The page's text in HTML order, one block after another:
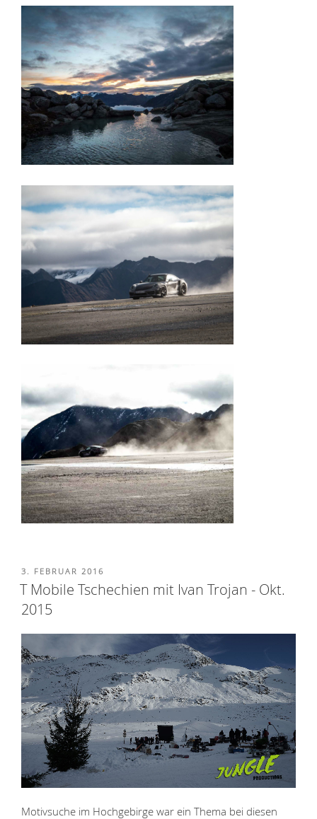
VERÖFFENTLICHT
AM
3. FEBRUAR 2016
T Mobile Tschechien mit Ivan Trojan - Okt.
2015
Motivsuche im Hochgebirge war ein Thema bei diesen